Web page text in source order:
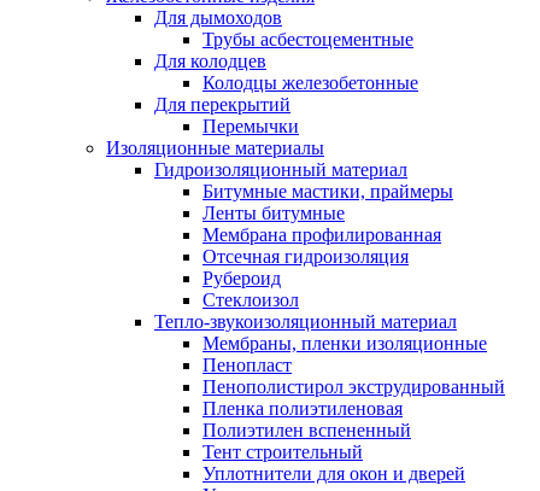
Для дымоходов
Трубы асбестоцементные
Для колодцев
Колодцы железобетонные
Для перекрытий
Перемычки
Изоляционные материалы
Гидроизоляционный материал
Битумные мастики, праймеры
Ленты битумные
Мембрана профилированная
Отсечная гидроизоляция
Рубероид
Стеклоизол
Тепло-звукоизоляционный материал
Мембраны, пленки изоляционные
Пенопласт
Пенополистирол экструдированный
Пленка полиэтиленовая
Полиэтилен вспененный
Тент строительный
Уплотнители для окон и дверей